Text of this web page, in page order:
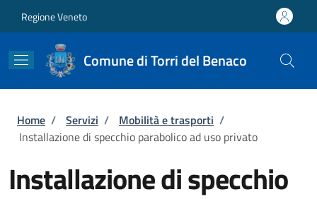
Regione Veneto
Comune di Torri del Benaco
Briciole di pane
Home / Servizi / Mobilità e trasporti /
Installazione di specchio parabolico ad uso privato
Installazione di specchio